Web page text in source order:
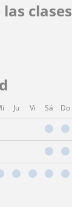
clases
Ju Vi Sá Do